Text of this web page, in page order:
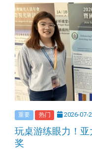
重要 热门 2026-07-
玩桌游练眼力！
奖